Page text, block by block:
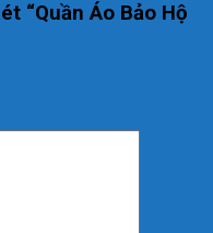
“Quần Áo Bảo Hộ